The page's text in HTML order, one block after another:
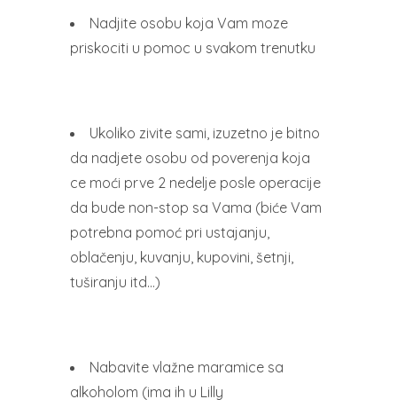
Nadjite osobu koja Vam moze
priskociti u pomoc u svakom trenutku
Ukoliko zivite sami, izuzetno je bitno
da nadjete osobu od poverenja koja
ce moći prve 2 nedelje posle operacije
da bude non-stop sa Vama (biće Vam
potrebna pomoć pri ustajanju,
oblačenju, kuvanju, kupovini, šetnji,
tuširanju itd…)
Nabavite vlažne maramice sa
alkoholom (ima ih u Lilly